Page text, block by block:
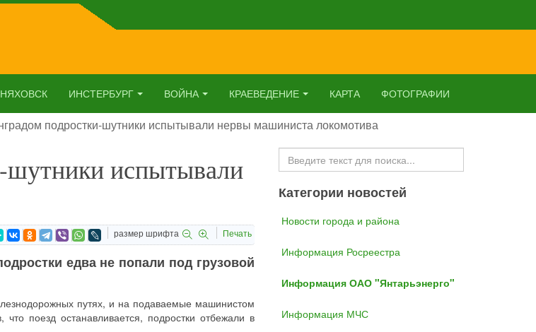
ИНСТЕРБУРГ ВОЙНА КРАЕВЕДЕНИЕ КАРТА ФОТОГРАФИИ
подростки-шутники испытывали нервы машиниста локомотива
шутники испытывали
размер шрифта Печать
едва не попали под грузовой
путях, и на подаваемые машинистом
поезд останавливается, подростки отбежали в
Искать...
Категории новостей
Новости города и района
Информация Росреестра
Информация ОАО "Янтарьэнерго"
Информация МЧС